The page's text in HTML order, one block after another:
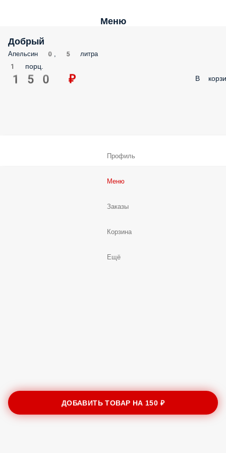
Меню
Добрый
Апельсин 0, 5 литра
1 порц.
150 ₽ В
ДОБАВИТЬ ТОВАР НА 150 ₽
Профиль
Меню
Заказы
Корзина
Ещё